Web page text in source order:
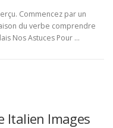
Commencez par un
du verbe comprendre
Nos Astuces Pour …
Italien Images